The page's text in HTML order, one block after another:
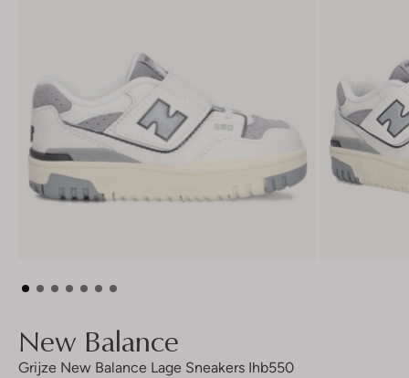
New Balance
Grijze New Balance Lage Sneakers Ihb550